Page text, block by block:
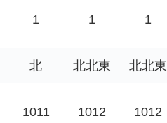
1 1 1
北 北北東 北北東
1011 1012 1012